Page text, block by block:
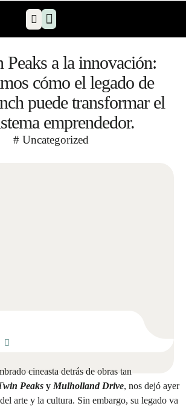
Peaks a la innovación:
cómo el legado de
puede transformar el
emprendedor.
# Uncategorized
cineasta detrás de obras tan
win Peaks y Mulholland Drive, nos dejó ayer
arte y la cultura. Sin embargo, su legado va